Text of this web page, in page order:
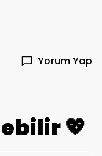
Yorum Yap
💖